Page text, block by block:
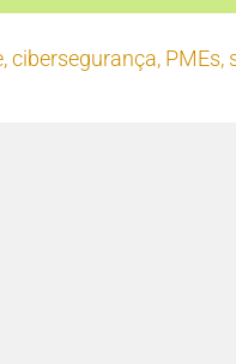
,cibersegurança, PMEs,